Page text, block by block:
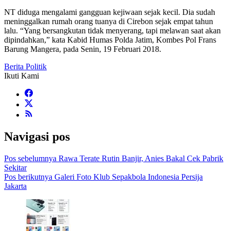
NT diduga mengalami gangguan kejiwaan sejak kecil. Dia sudah
meninggalkan rumah orang tuanya di Cirebon sejak empat tahun
lalu. “Yang bersangkutan tidak menyerang, tapi melawan saat akan
dipindahkan,” kata Kabid Humas Polda Jatim, Kombes Pol Frans
Barung Mangera, pada Senin, 19 Februari 2018.
Berita Politik
Ikuti Kami
Navigasi pos
Pos sebelumnya Rawa Terate Rutin Banjir, Anies Bakal Cek Pabrik
Sekitar
Pos berikutnya Galeri Foto Klub Sepakbola Indonesia Persija
Jakarta